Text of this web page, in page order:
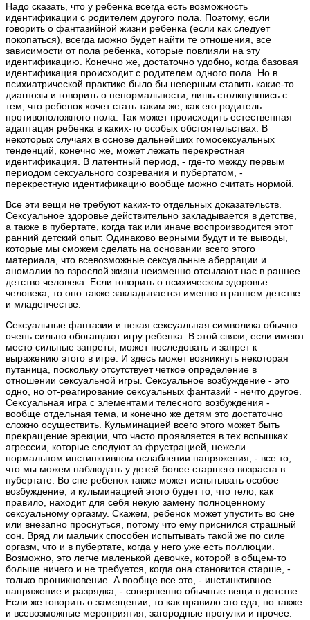
Надо сказать, что у ребенка всегда есть возможность
идентификации с родителем другого пола. Поэтому, если
говорить о фантазийной жизни ребенка (если как следует
покопаться), всегда можно будет найти те отношения, все
зависимости от пола ребенка, которые повлияли на эту
идентификацию. Конечно же, достаточно удобно, когда базовая
идентификация происходит с родителем одного пола. Но в
психиатрической практике было бы неверным ставить какие-то
диагнозы и говорить о ненормальности, лишь столкнувшись с
тем, что ребенок хочет стать таким же, как его родитель
противоположного пола. Так может происходить естественная
адаптация ребенка в каких-то особых обстоятельствах. В
некоторых случаях в основе дальнейших гомосексуальных
тенденций, конечно же, может лежать перекрестная
идентификация. В латентный период, - где-то между первым
периодом сексуального созревания и пубертатом, -
перекрестную идентификацию вообще можно считать нормой.
Все эти вещи не требуют каких-то отдельных доказательств.
Сексуальное здоровье действительно закладывается в детстве,
а также в пубертате, когда так или иначе воспроизводится этот
ранний детский опыт. Одинаково верными будут и те выводы,
которые мы сможем сделать на основании всего этого
материала, что всевозможные сексуальные аберрации и
аномалии во взрослой жизни неизменно отсылают нас в раннее
детство человека. Если говорить о психическом здоровье
человека, то оно также закладывается именно в раннем детстве
и младенчестве.
Сексуальные фантазии и некая сексуальная символика обычно
очень сильно обогащают игру ребенка. В этой связи, если имеют
место сильные запреты, может последовать и запрет к
выражению этого в игре. И здесь может возникнуть некоторая
путаница, поскольку отсутствует четкое определение в
отношении сексуальной игры. Сексуальное возбуждение - это
одно, но от-реагирование сексуальных фантазий - нечто другое.
Сексуальная игра с элементами телесного возбуждения -
вообще отдельная тема, и конечно же детям это достаточно
сложно осуществить. Кульминацией всего этого может быть
прекращение эрекции, что часто проявляется в тех вспышках
агрессии, которые следуют за фрустрацией, нежели
нормальном инстинктивном ослаблении напряжения, - все то,
что мы можем наблюдать у детей более старшего возраста в
пубертате. Во сне ребенок также может испытывать особое
возбуждение, и кульминацией этого будет то, что тело, как
правило, находит для себя некую замену полноценному
сексуальному оргазму. Скажем, ребенок может упустить во сне
или внезапно проснуться, потому что ему приснился страшный
сон. Вряд ли мальчик способен испытывать такой же по силе
оргазм, что и в пубертате, когда у него уже есть поллюции.
Возможно, это легче маленькой девочке, которой в общем-то
больше ничего и не требуется, когда она становится старше, -
только проникновение. А вообще все это, - инстинктивное
напряжение и разрядка, - совершенно обычные вещи в детстве.
Если же говорить о замещении, то как правило это еда, но также
и всевозможные мероприятия, загородные прогулки и прочее.